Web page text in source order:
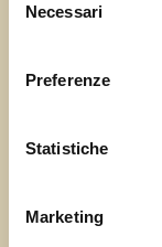
delNecessari
Preferenze
Statistiche
Marketing